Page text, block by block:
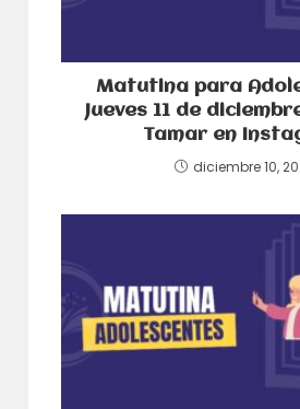
Matutina para
Jueves 11 de
Tamar en
diciembre 10,